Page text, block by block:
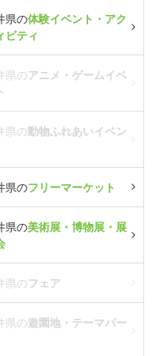
県の体験イベント・アク
ビティ
県のアニメ・ゲームイベ
県の動物ふれあいイベン
県のフリーマーケット
県の美術展・博物展・展
県のフェア
県の遊園地・テーマパー